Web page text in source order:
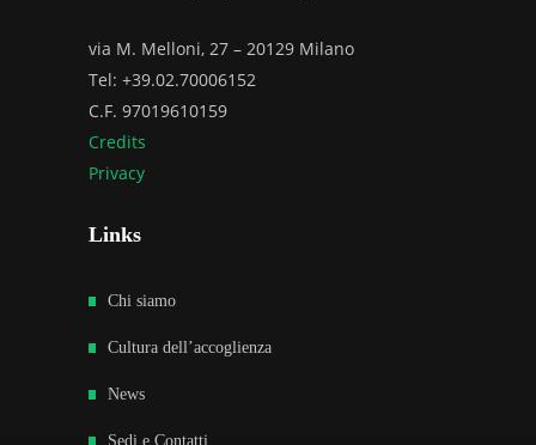
via M. Melloni, 27 – 20129 Milano
Tel: +39.02.70006152
C.F. 97019610159
Credits
Privacy
Links
Chi siamo
Cultura dell’accoglienza
News
Sedi e Contatti